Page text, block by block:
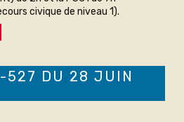
civique de niveau 1).
527 DU 28 JUIN